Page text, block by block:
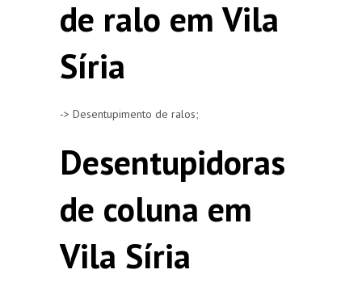
de ralo em Vila
Síria
-> Desentupimento de ralos;
Desentupidoras
de coluna em
Vila Síria